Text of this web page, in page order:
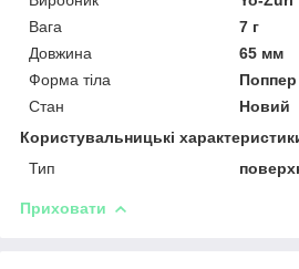
Вага
7 г
Довжина
65 мм
Форма тіла
Стан
Новий
Користувальницькі
Тип
Приховати